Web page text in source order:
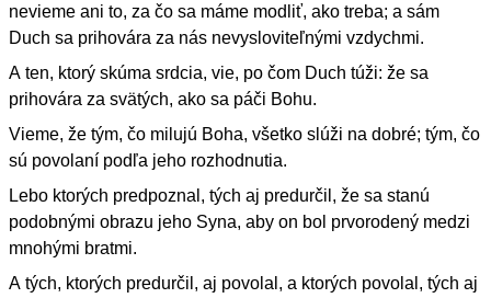
nevieme ani to, za čo sa máme modliť, ako treba; a sám
Duch sa prihovára za nás nevysloviteľnými vzdychmi.
A ten, ktorý skúma srdcia, vie, po čom Duch túži: že sa
prihovára za svätých, ako sa páči Bohu.
Vieme, že tým, čo milujú Boha, všetko slúži na dobré; tým, čo
sú povolaní podľa jeho rozhodnutia.
Lebo ktorých predpoznal, tých aj predurčil, že sa stanú
podobnými obrazu jeho Syna, aby on bol prvorodený medzi
mnohými bratmi.
A tých, ktorých predurčil, aj povolal, a ktorých povolal, tých aj